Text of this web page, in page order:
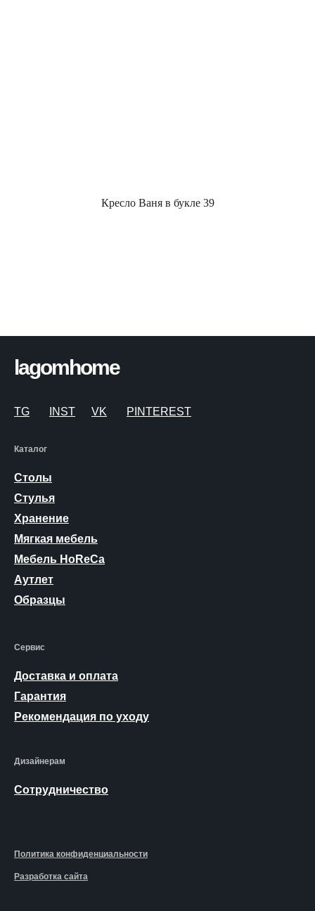
Кресло Ваня в букле 39
lagomhome
Каталог
Столы
Стулья
Хранение
Мягкая мебель
Мебель HoReCa
Аутлет
Образцы
Сервис
Доставка и оплата
Гарантия
Рекомендация по уходу
Дизайнерам
Сотрудничество
Политика конфиденциальности
Разработка сайта
TG INST VK PINTEREST